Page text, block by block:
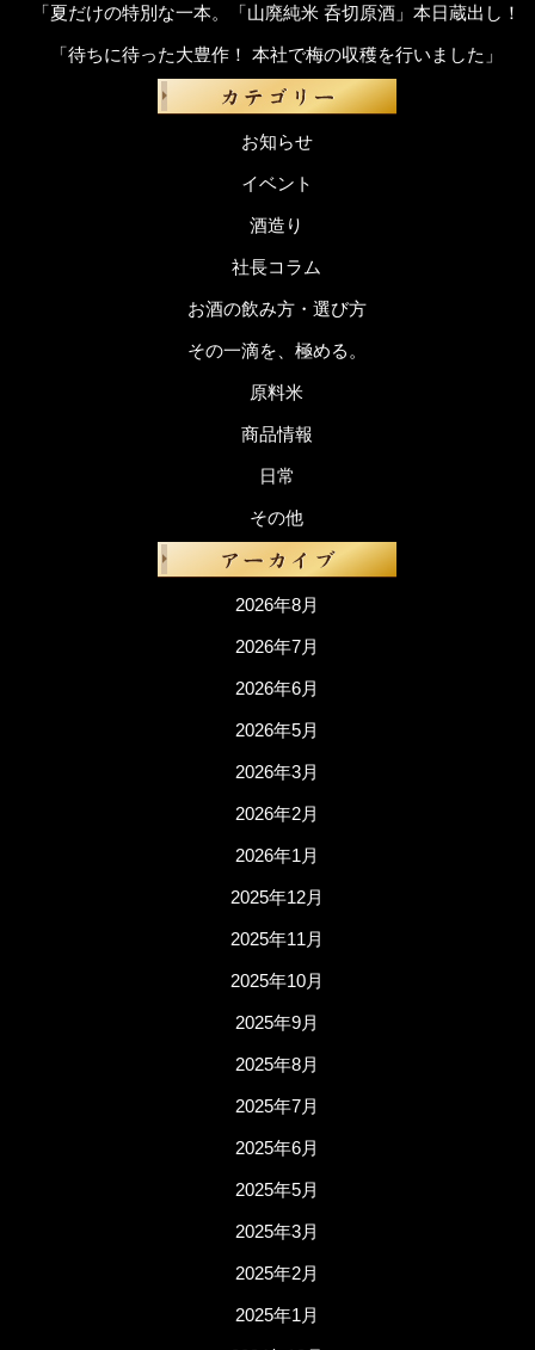
「夏だけの特別な一本。「山廃純米 呑切原酒」本日蔵出し！
「待ちに待った大豊作！ 本社で梅の収穫を行いました」
お知らせ
イベント
酒造り
社長コラム
お酒の飲み方・選び方
その一滴を、極める。
原料米
商品情報
日常
その他
2026年8月
2026年7月
2026年6月
2026年5月
2026年3月
2026年2月
2026年1月
2025年12月
2025年11月
2025年10月
2025年9月
2025年8月
2025年7月
2025年6月
2025年5月
2025年3月
2025年2月
2025年1月